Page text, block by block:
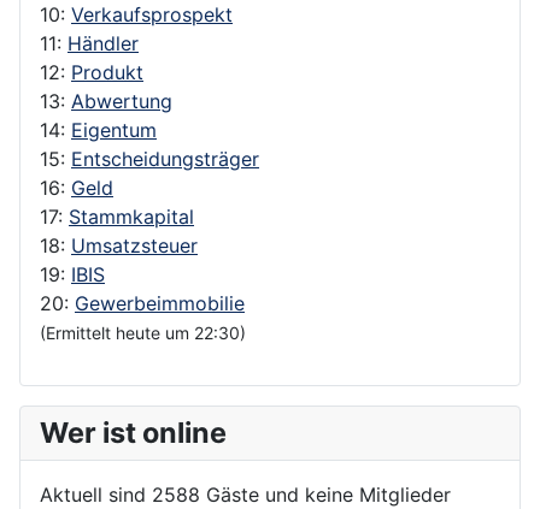
10: Verkaufsprospekt
11: Händler
12: Produkt
13: Abwertung
14: Eigentum
15: Entscheidungsträger
16: Geld
17: Stammkapital
18: Umsatzsteuer
19: IBIS
20: Gewerbeimmobilie
(Ermittelt heute um 22:30)
Wer ist online
Aktuell sind 2588 Gäste und keine Mitglieder